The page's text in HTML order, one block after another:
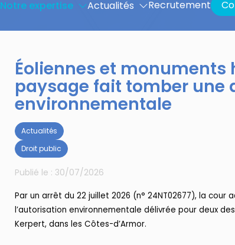
Notre expertise Actualités Recrutement
Éoliennes et monuments
paysage fait tomber une
environnementale
Publié le : 30/07/2026
Actualités
Droit public
Par un arrêt du 22 juillet 2026 (n° 24NT02677), la cour
l’autorisation environnementale délivrée pour deux
Kerpert, dans les Côtes-d’Armor.